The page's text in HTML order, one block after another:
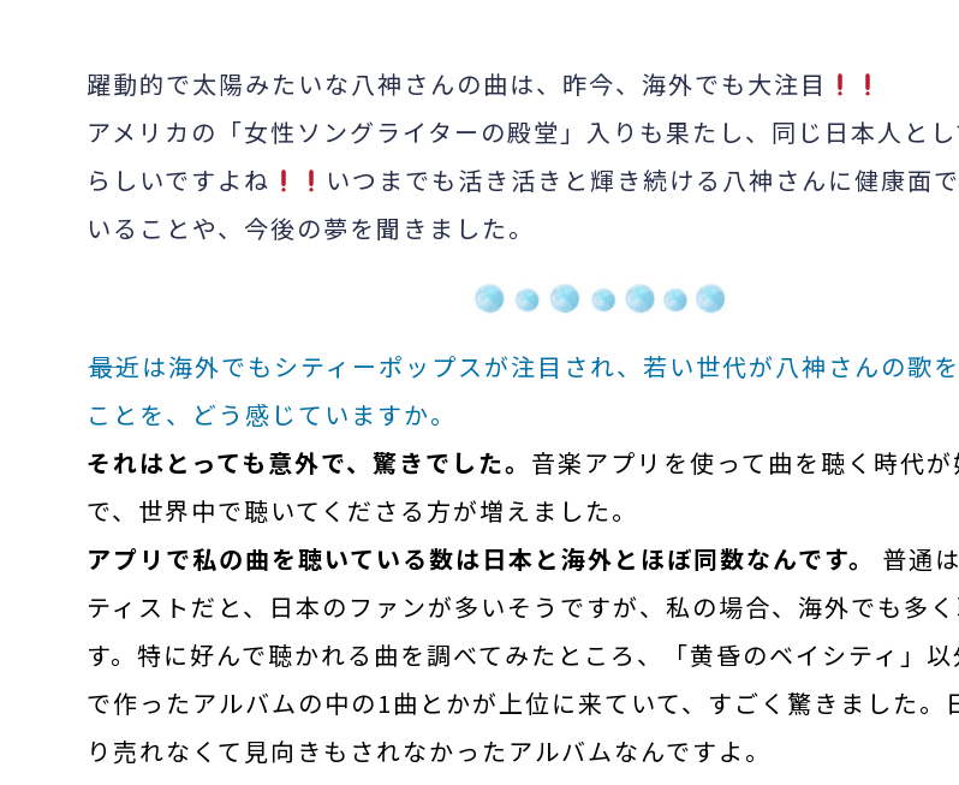
躍動的で太陽みたいな八神さんの曲は、昨今、海外でも大注目
アメリカの「女性ソングライターの殿堂」入りも果たし、同じ日本人と
らしいですよね
いつまでも活き活きと輝き続ける八神さんに健康面
いることや、今後の夢を聞きました。
――最近は海外でもシティーポップスが注目され、若い世代が八神さんの歌
ことを、どう感じていますか。
それはとっても意外で、驚きでした。 音楽アプリを使って曲を聴く時代が
で、世界中で聴いてくださる方が増えました。
アプリで私の曲を聴いている数は日本と海外とほぼ同数なんです。
普通
ティストだと、日本のファンが多いそうですが、私の場合、海外でも多
す。特に好んで聴かれる曲を調べてみたところ、「黄昏のベイシティ」
で作ったアルバムの中の1曲とかが上位に来ていて、すごく驚きました。
り売れなくて見向きもされなかったアルバムなんですよ。